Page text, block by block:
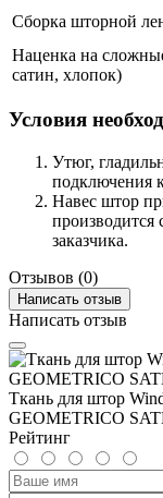
Сборка шторной
Наценка на
сатин, хлопок)
Условия
Утюг,
подключения
Навес штор
производится
заказчика.
Отзывов (0)
Написать отзыв
Написать отзыв
Ткань для штор
GEOMETRICO
Рейтинг